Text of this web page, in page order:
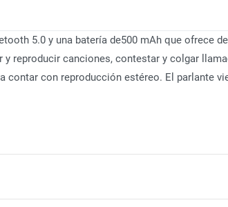
5.0 y una batería de500 mAh que ofrece
reproducir canciones, contestar y colgar
contar con reproducción estéreo. El parlante